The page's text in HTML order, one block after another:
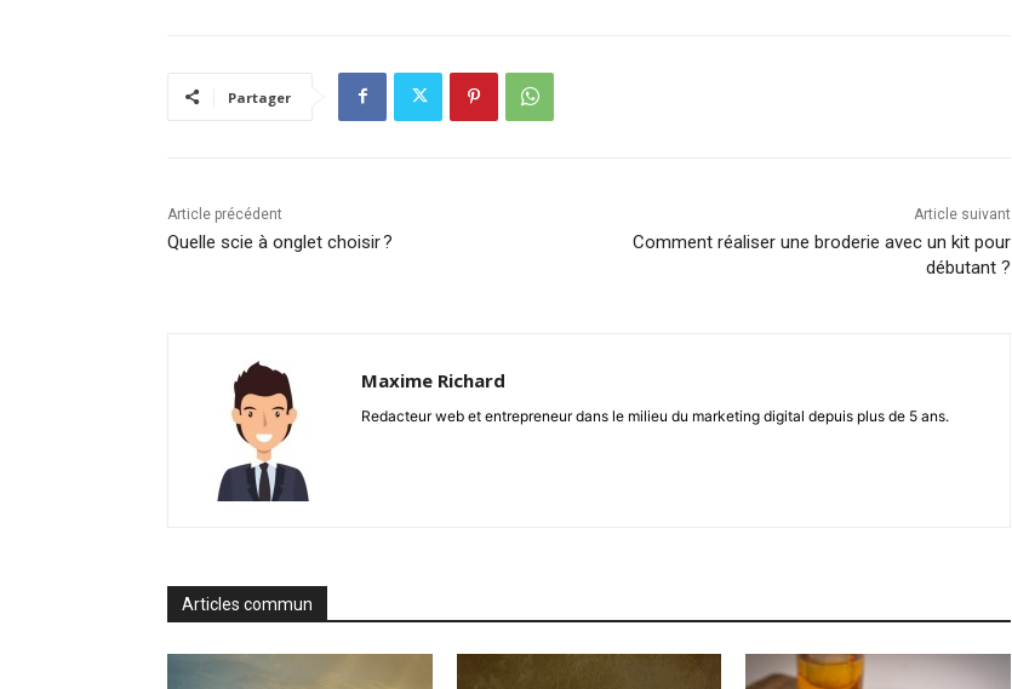
Partager
Article précédent
Quelle scie à onglet choisir ?
Article suivant
Comment réaliser une broderie avec un kit pour
débutant ?
Maxime Richard
Redacteur web et entrepreneur dans le milieu du marketing digital depuis plus de 5 ans.
Articles commun